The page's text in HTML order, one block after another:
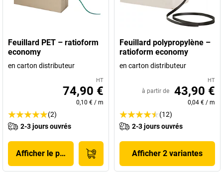
Feuillard PET – ratioform
economy
en carton distributeur
HT
74,90 €
0,10 € / m
(2)
2-3 jours ouvrés
Afficher le produit
Feuillard polypropylène –
ratioform economy
en carton distributeur
HT
à partir de 43,90 €
0,04 € / m
(12)
2-3 jours ouvrés
Afficher 2 variantes